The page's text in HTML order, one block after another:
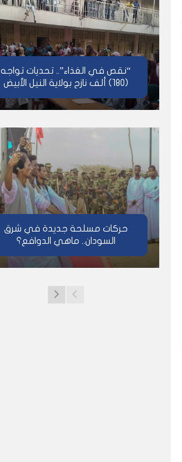
“نقص في الغذاء”.. تحديات تواجه
(180) ألف نازح بولاية النيل الأبيض
حركات مسلحة جديدة في شرق
السودان.. ماهي الدوافع؟